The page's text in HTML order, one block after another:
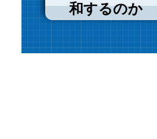
和するのか